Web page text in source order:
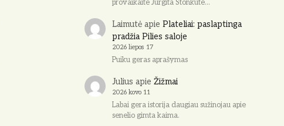
provaikaite Jurgita Stonkute…
Laimutėapie Plateliai: paslaptinga
pradžia Pilies saloje
2026 liepos 17
Puiku geras aprašymas
Julius apie Žižmai
2026 kovo 11
Labai gera istorija daugiau sužinojau apie
senelio gimta kaima.